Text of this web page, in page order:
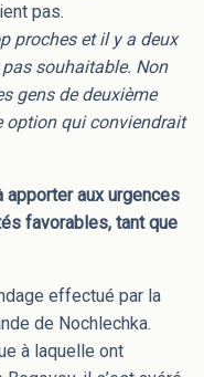
pas.
proches et il y a deux
souhaitable. Non
gens de deuxième
option qui conviendrait
aux urgences
favorables, tant que
effectué par la
de Nochlechka.
à laquelle ont